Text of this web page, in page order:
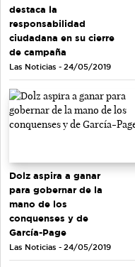
destaca la
responsabilidad
ciudadana en su cierre
de campaña
Las Noticias - 24/05/2019
Dolz aspira a ganar
para gobernar de la
mano de los
conquenses y de
García-Page
Las Noticias - 24/05/2019